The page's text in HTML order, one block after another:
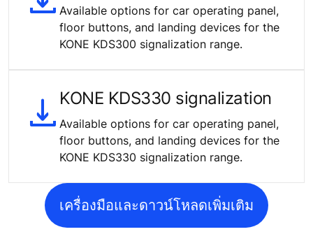
Available options for car operating panel,
floor buttons, and landing devices for the
KONE KDS300 signalization range.
KONE KDS330 signalization
Available options for car operating panel,
floor buttons, and landing devices for the
KONE KDS330 signalization range.
เครื่องมือและดาวน์โหลดเพิ่มเติม